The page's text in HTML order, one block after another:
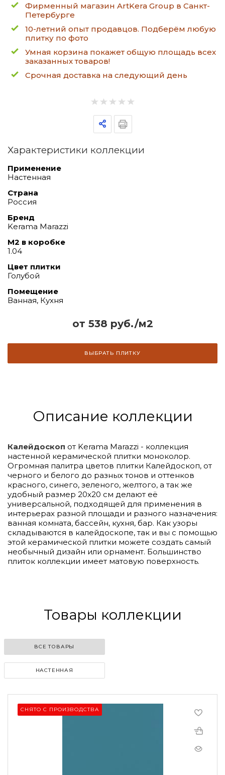
Фирменный магазин ArtKera Group в Санкт-
Петербурге
10-летний опыт продавцов. Подберём любую
плитку по фото
Умная корзина покажет общую площадь всех
заказанных товаров!
Срочная доставка на следующий день
от 538 руб./м2
ВЫБРАТЬ ПЛИТКУ
Характеристики коллекции
Применение
Настенная
Страна
Россия
Бренд
Kerama Marazzi
М2 в коробке
1.04
Цвет плитки
Голубой
Помещение
Ванная, Кухня
Описание коллекции
Калейдоскоп от Kerama Marazzi - коллекция
настенной керамической плитки моноколор.
Огромная палитра цветов плитки Калейдоскоп, от
черного и белого до разных тонов и оттенков
красного, синего, зеленого, желтого, а так же
удобный размер 20х20 см делают её
универсальной, подходящей для применения в
интерьерах разной площади и разного назначения:
ванная комната, бассейн, кухня, бар. Как узоры
складываются в калейдоскопе, так и вы с помощью
этой керамической плитки можете создать самый
необычный дизайн или орнамент. Большинство
плиток коллекции имеет матовую поверхность.
Товары коллекции
ВСЕ ТОВАРЫ
НАСТЕННАЯ
СНЯТО С ПРОИЗВОДСТВА